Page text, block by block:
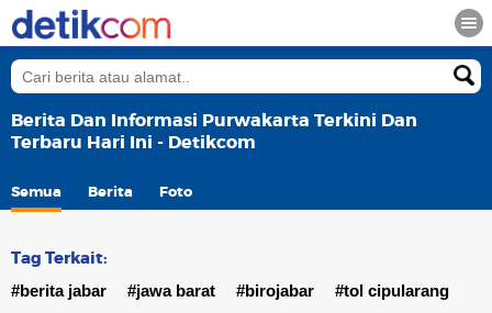
Berita Dan Informasi Purwakarta Terkini Dan
Terbaru Hari Ini - Detikcom
Semua Berita Foto
Tag Terkait:
#berita jabar #jawa barat #birojabar
#tol cipularang